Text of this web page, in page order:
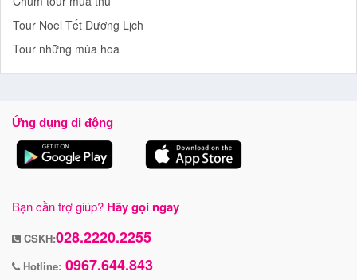
Tour Noel Tết Dương Lịch
Tour những mùa hoa
Ứng dụng di động
Bạn cần trợ giúp? Hãy gọi ngay
CSKH:028.2220.2255
Hotline: 0967.644.843